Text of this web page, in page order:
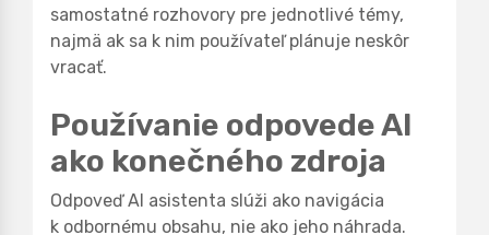
samostatné rozhovory pre jednotlivé témy,
najmä ak sa k nim používateľ plánuje neskôr
vracať.
Používanie odpovede AI
ako konečného zdroja
Odpoveď AI asistenta slúži ako navigácia
k odbornému obsahu, nie ako jeho náhrada.